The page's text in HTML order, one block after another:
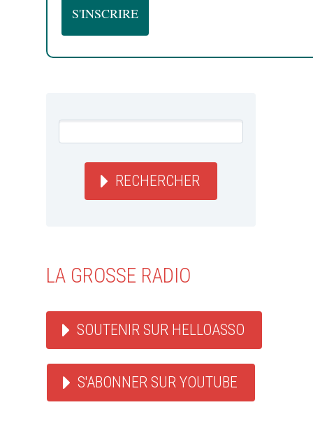
RECHERCHER
LA GROSSE RADIO
SOUTENIR SUR HELLOASSO
S'ABONNER SUR YOUTUBE